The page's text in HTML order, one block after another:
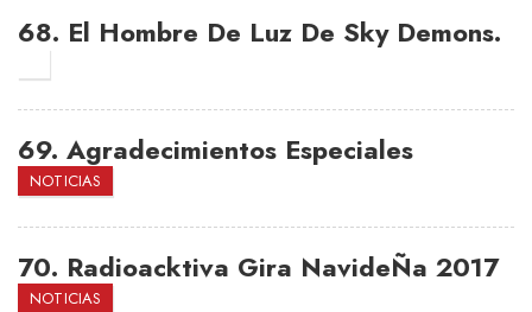
68. El Hombre De Luz De Sky Demons.
69. Agradecimientos Especiales
NOTICIAS
70. Radioacktiva Gira NavideÑa 2017
NOTICIAS